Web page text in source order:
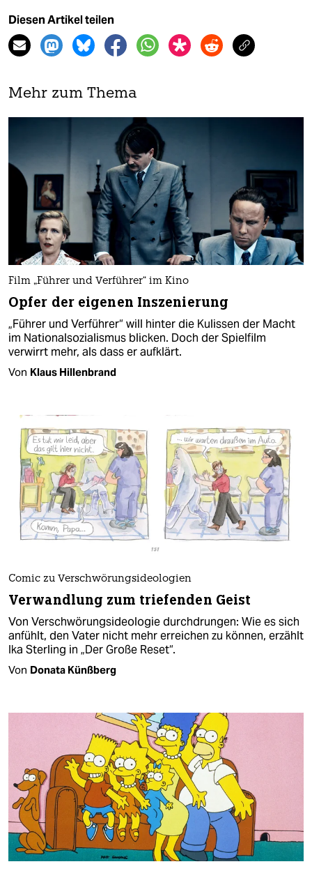
Diesen Artikel teilen
Mehr zum Thema
Film „Führer und Verführer“ im Kino
Opfer der eigenen Inszenierung
„Führer und Verführer“ will hinter die Kulissen der Macht
im Nationalsozialismus blicken. Doch der Spielfilm
verwirrt mehr, als dass er aufklärt.
Von Klaus Hillenbrand
Comic zu Verschwörungsideologien
Verwandlung zum triefenden Geist
Von Verschwörungsideologie durchdrungen: Wie es sich
anfühlt, den Vater nicht mehr erreichen zu können, erzählt
Ika Sterling in „Der Große Reset“.
Von Donata Künßberg